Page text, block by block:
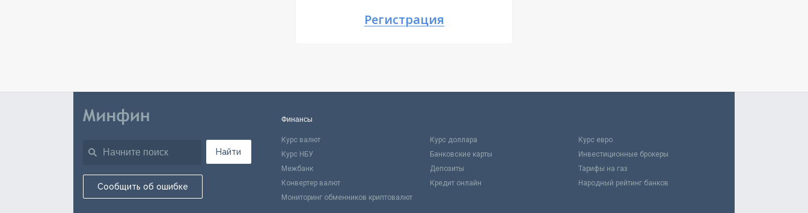
Регистрация
Найти
Сообщить об ошибке
Финансы
Курс валют Курс доллара
Курс евро
Курс НБУ
Банковские карты
Инвестиционные брокеры
Межбанк
Депозиты
Тарифы на газ
Конвертер валют
Кредит онлайн
Народный рейтинг банков
Мониторинг обменников криптовалют